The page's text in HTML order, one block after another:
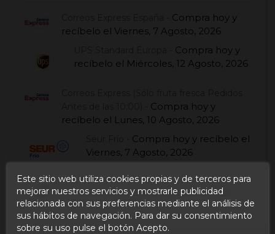
Compra hoy y
recíbelo el Viernes, 7 Agosto, 2026
Compra hoy y
recíbelo el Miércoles, 12 Agosto, 2026
Compra hoy y
recíbelo el Lunes, 10 Agosto, 2026
Compra hoy y recíbelo el
Viernes, 7 Agosto, 2026
UPS Express EUROPA -Compra hoy y
recíbelo el Lunes, 10 Agosto, 2026
Este sitio web utiliza cookies propias y de terceros para
mejorar nuestros servicios y mostrarle publicidad
relacionada con sus preferencias mediante el análisis de
sus hábitos de navegación. Para dar su consentimiento
sobre su uso pulse el botón Acepto.